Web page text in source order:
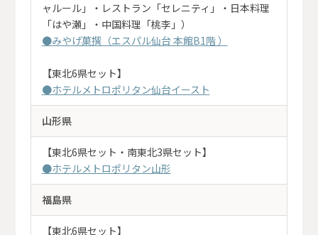
ャルール」・レストラン「セレニティ」・日本料理
「はや瀬」・中国料理「桃李」）
●みやげ菓撰（エスパル仙台 本館B1階 ）
【東北6県セット】
●ホテルメトロポリタン仙台イースト
山形県
【東北6県セット・南東北3県セット】
●ホテルメトロポリタン山形
福島県
【東北6県セット】